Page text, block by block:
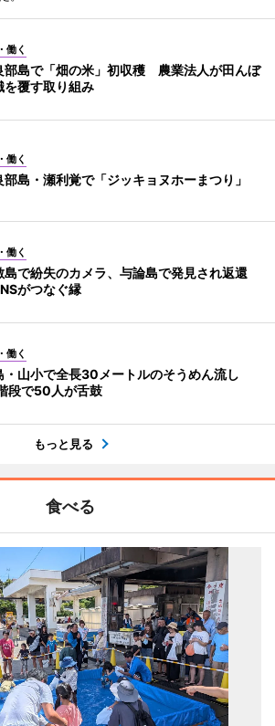
働く
部島で「畑の米」初収穫 農業法人が田んぼ
を覆す取り組み
働く
部島・瀬利覚で「ジッキョヌホーまつり」
働く
島で紛失のカメラ、与論島で発見され返還
がつなぐ縁
働く
・山小で全長30メートルのそうめん流し
段で50人が舌鼓
もっと見る
食べる